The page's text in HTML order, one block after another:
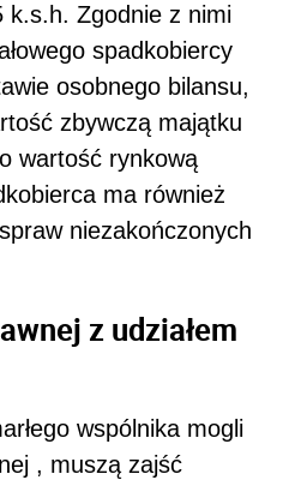
k.s.h. Zgodnie z nimi
spadkobiercy
osobnego bilansu,
zbywczą majątku
wartość rynkową
ma również
niezakończonych
z udziałem
wspólnika mogli
, muszą zajść